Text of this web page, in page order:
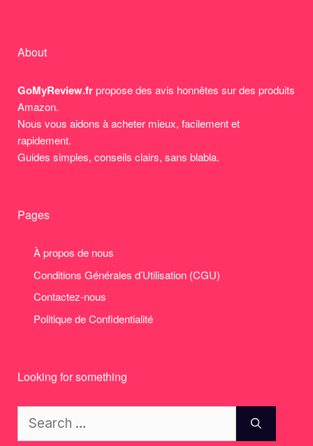
About
GoMyReview.frpropose des avis honnêtes sur des produits
Amazon.
Nous vous aidons à acheter mieux, facilement et
rapidement.
Guides simples, conseils clairs, sans blabla.
Pages
À propos de nous
Conditions Générales d’Utilisation (CGU)
Contactez-nous
Politique de Confidentialité
Looking for something
for: